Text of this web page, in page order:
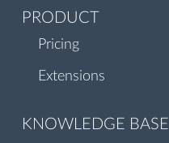
PRODUCT
Pricing
Extensions
KNOWLEDGE BASE